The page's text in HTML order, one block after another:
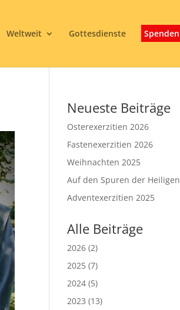
Weltweit Gottesdienste Spenden
Neueste Beiträge
Osterexerzitien 2026
Fastenexerzitien 2026
Weihnachten 2025
Auf den Spuren der Heiligen
Adventexerzitien 2025
Alle Beiträge
2026 (2)
2025 (7)
2024 (5)
2023 (13)